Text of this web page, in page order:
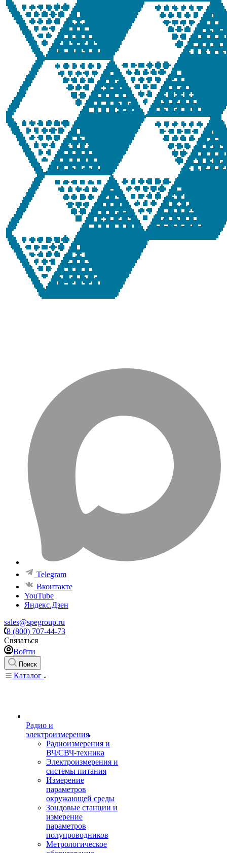
Telegram
Вконтакте
YouTube
Яндекс.Дзен
sales@spegroup.ru
8 (800) 707-44-73
Связаться
Войти
Поиск
Каталог
Радио и
электроизмерения
Радиоизмерения и
ВЧ/СВЧ-техника
Электроизмерения и
системы питания
Измерение
параметров
окружающей среды
Зондовые станции и
измерение
параметров
полупроводников
Метрологическое